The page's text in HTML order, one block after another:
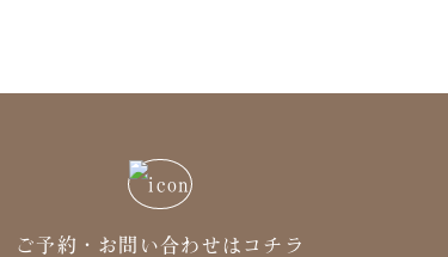
ご予約・お問い合わせはコチラ